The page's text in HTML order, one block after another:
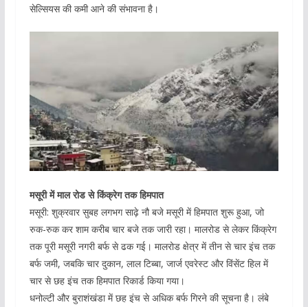
सेल्सियस की कमी आने की संभावना है।
मसूरी में माल रोड से किंक्रेग तक हिमपात
मसूरी: शुक्रवार सुबह लगभग साढ़े नौ बजे मसूरी में हिमपात शुरू हुआ, जो
रुक-रुक कर शाम करीब चार बजे तक जारी रहा। मालरोड से लेकर किंक्रेग
तक पूरी मसूरी नगरी बर्फ से ढक गई। मालरोड क्षेत्र में तीन से चार इंच तक
बर्फ जमी, जबकि चार दुकान, लाल टिब्बा, जार्ज एवरेस्ट और विंसेंट हिल में
चार से छह इंच तक हिमपात रिकार्ड किया गया।
धनोल्टी और बुराशंखंडा में छह इंच से अधिक बर्फ गिरने की सूचना है। लंबे